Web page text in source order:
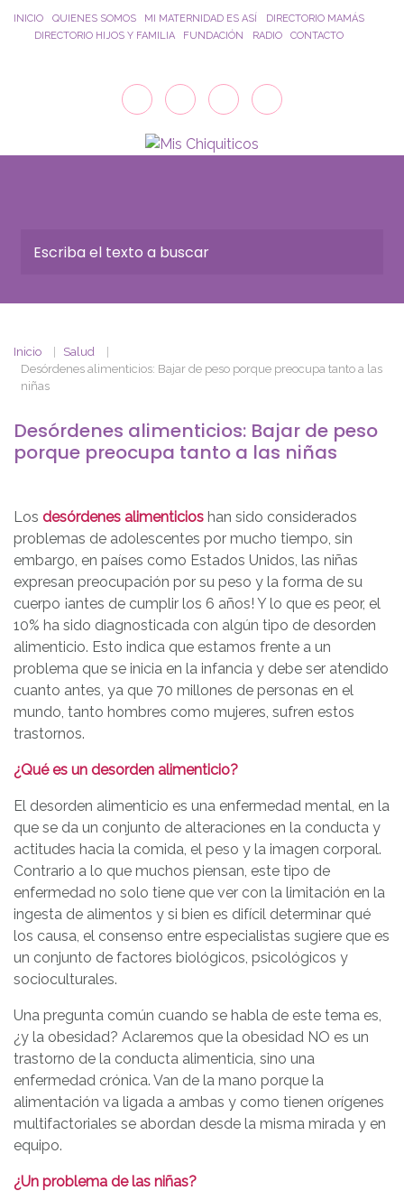
Saltar al contenido principal
INICIO QUIENES SOMOS MI MATERNIDAD ES ASÍ
DIRECTORIO MAMÁS
DIRECTORIO HIJOS Y FAMILIA
FUNDACIÓN RADIO CONTACTO
Inicio
Salud
Desórdenes alimenticios: Bajar de peso porque preocupa tanto a las
niñas
Desórdenes alimenticios: Bajar de peso
porque preocupa tanto a las niñas
Los desórdenes alimenticios han sido considerados
problemas de adolescentes por mucho tiempo, sin
embargo, en países como Estados Unidos, las niñas
expresan preocupación por su peso y la forma de su
cuerpo ¡antes de cumplir los 6 años! Y lo que es peor, el
10% ha sido diagnosticada con algún tipo de desorden
alimenticio. Esto indica que estamos frente a un
problema que se inicia en la infancia y debe ser atendido
cuanto antes, ya que 70 millones de personas en el
mundo, tanto hombres como mujeres, sufren estos
trastornos.
¿Qué es un desorden alimenticio?
El desorden alimenticio es una enfermedad mental, en la
que se da un conjunto de alteraciones en la conducta y
actitudes hacia la comida, el peso y la imagen corporal.
Contrario a lo que muchos piensan, este tipo de
enfermedad no solo tiene que ver con la limitación en la
ingesta de alimentos y si bien es difícil determinar qué
los causa, el consenso entre especialistas sugiere que es
un conjunto de factores biológicos, psicológicos y
socioculturales.
Una pregunta común cuando se habla de este tema es,
¿y la obesidad? Aclaremos que la obesidad NO es un
trastorno de la conducta alimenticia, sino una
enfermedad crónica. Van de la mano porque la
alimentación va ligada a ambas y como tienen orígenes
multifactoriales se abordan desde la misma mirada y en
equipo.
¿Un problema de las niñas?